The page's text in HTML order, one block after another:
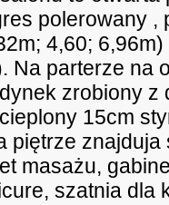
polerowany ,
4,60;
Na parterze na
zrobiony z
15cm
piętrze
masażu,
szatnia dla